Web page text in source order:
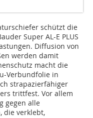
schützt die
Super AL-E PLUS
Diffusion von
werden damit
macht die
Verbundfolie in
strapazierfähiger
trittfest. Vor allem
gegen alle
die verklebt,